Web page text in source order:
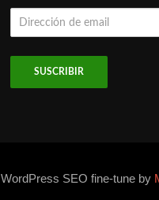
Dirección
WordPress SEO fine-tune by